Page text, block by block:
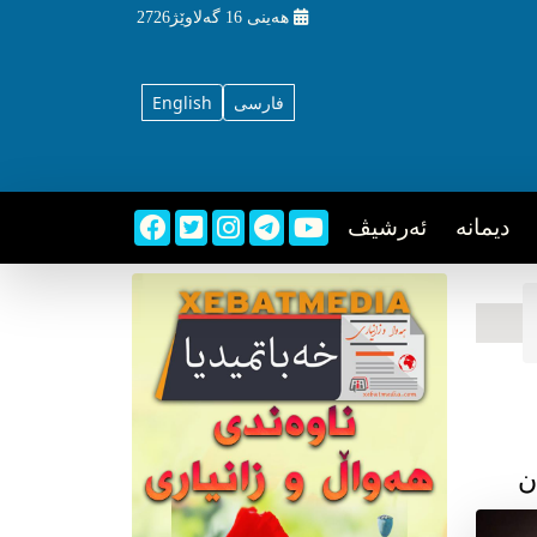
هه‌ینی 16 گه‌لاوێژ2726
English فارسی
دیمانه ئه‌رشیڤ